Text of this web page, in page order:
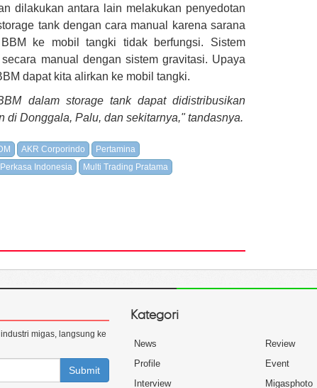
dilakukan antara lain melakukan penyedotan
tank dengan cara manual karena sarana
ke mobil tangki tidak berfungsi. Sistem
manual dengan sistem gravitasi. Upaya
dapat kita alirkan ke mobil tangki.
dalam storage tank dapat didistribusikan
di Donggala, Palu, dan sekitarnya," tandasnya.
AKR Corporindo
Pertamina
Indonesia
Multi Trading Pratama
migas, langsung ke
Submit
Kategori
News
Review
Profile
Event
Interview
Migasphoto